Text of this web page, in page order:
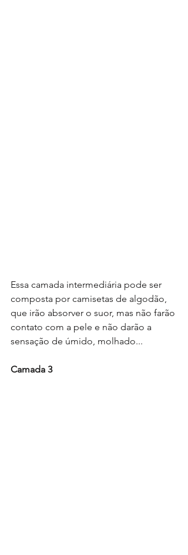
Essa camada intermediária pode ser
composta por camisetas de algodão,
que irão absorver o suor, mas não farão
contato com a pele e não darão a
sensação de úmido, molhado...
Camada 3